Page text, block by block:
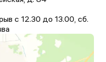
с 12.30 до 13.00, сб.